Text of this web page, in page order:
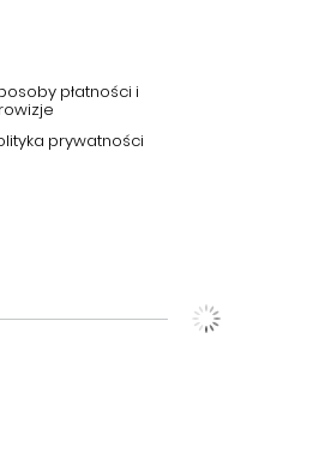
płatności i
prywatności